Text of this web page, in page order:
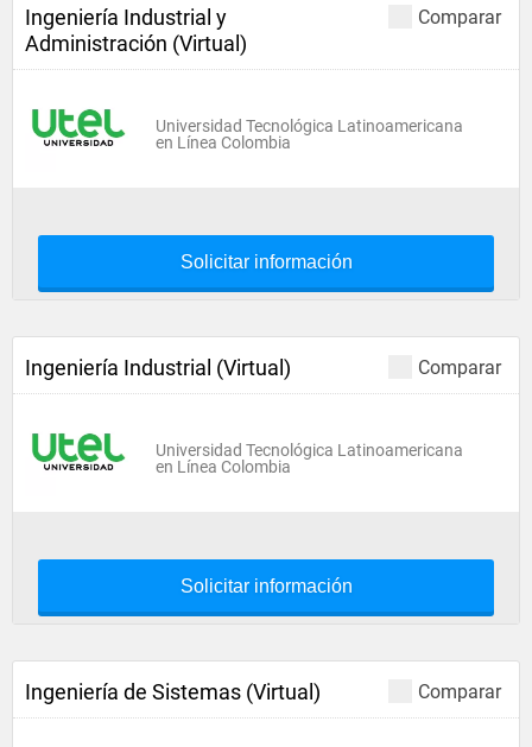
Comparar
Ingeniería Industrial y
Administración (Virtual)
Universidad Tecnológica Latinoamericana
en Línea Colombia
Solicitar información
Comparar
Ingeniería Industrial (Virtual)
Universidad Tecnológica Latinoamericana
en Línea Colombia
Solicitar información
Comparar
Ingeniería de Sistemas (Virtual)